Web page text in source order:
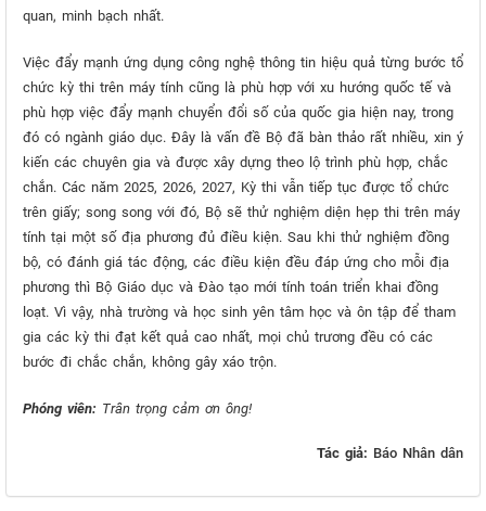
quan, minh bạch nhất.
Việc đẩy mạnh ứng dụng công nghệ thông tin hiệu quả từng bước tổ
chức kỳ thi trên máy tính cũng là phù hợp với xu hướng quốc tế và
phù hợp việc đẩy mạnh chuyển đổi số của quốc gia hiện nay, trong
đó có ngành giáo dục. Đây là vấn đề Bộ đã bàn thảo rất nhiều, xin ý
kiến các chuyên gia và được xây dựng theo lộ trình phù hợp, chắc
chắn. Các năm 2025, 2026, 2027, Kỳ thi vẫn tiếp tục được tổ chức
trên giấy; song song với đó, Bộ sẽ thử nghiệm diện hẹp thi trên máy
tính tại một số địa phương đủ điều kiện. Sau khi thử nghiệm đồng
bộ, có đánh giá tác động, các điều kiện đều đáp ứng cho mỗi địa
phương thì Bộ Giáo dục và Đào tạo mới tính toán triển khai đồng
loạt. Vì vậy, nhà trường và học sinh yên tâm học và ôn tập để tham
gia các kỳ thi đạt kết quả cao nhất, mọi chủ trương đều có các
bước đi chắc chắn, không gây xáo trộn.
Phóng viên: Trân trọng cảm ơn ông!
Tác giả: Báo Nhân dân